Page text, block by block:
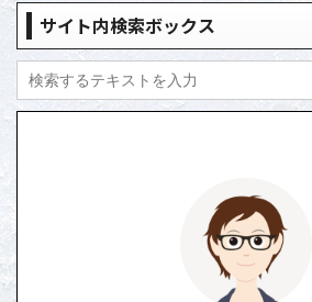
サイト内検索ボックス